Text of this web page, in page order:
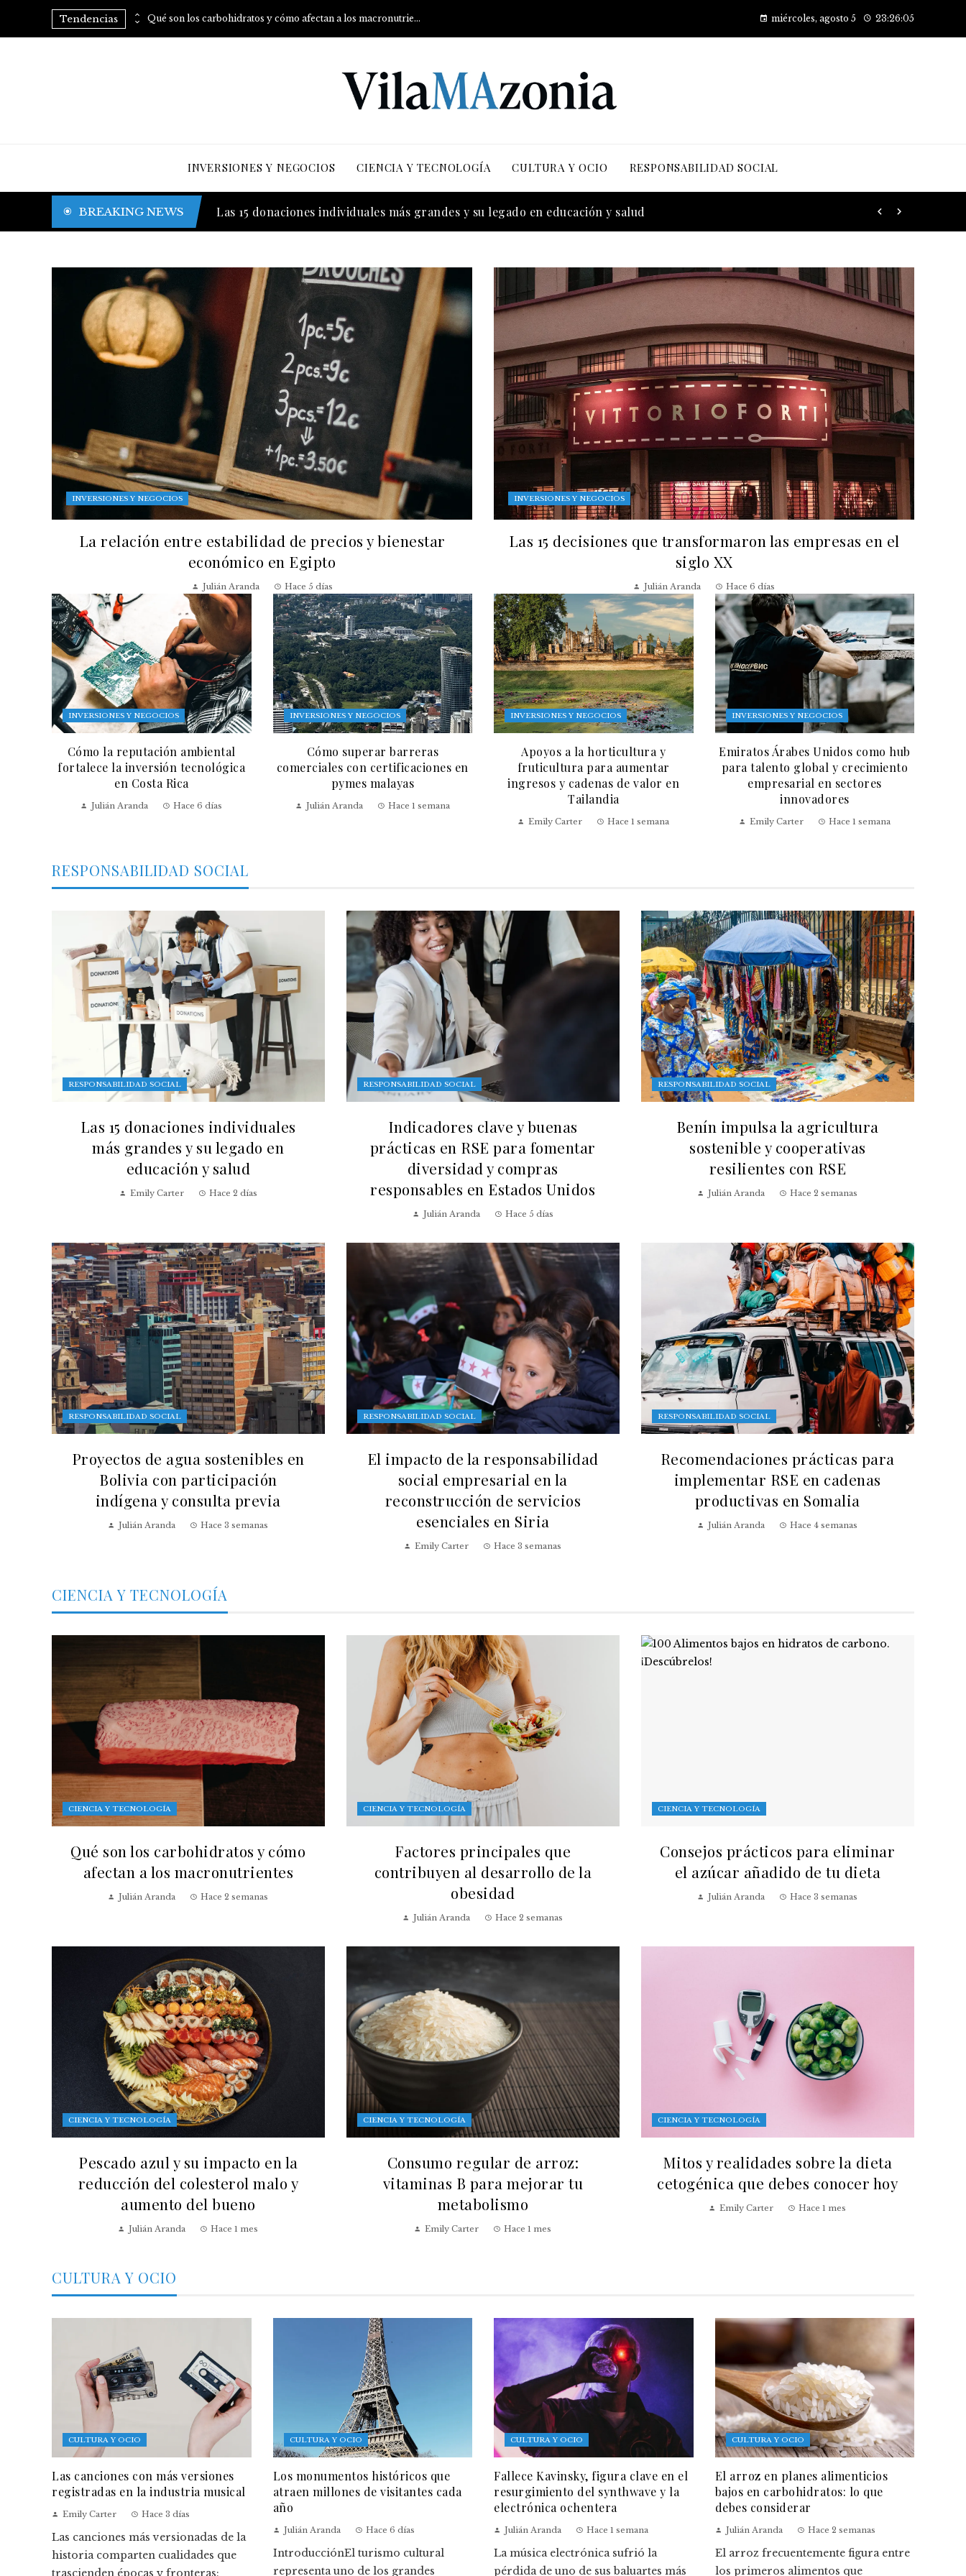
Tendencias Consumo regular de arroz: vitaminas B para mejorar tu metabolismo Qué son los carbohidratos y cómo afectan a los macronutrientes miércoles, agosto 5 23:26:07
INVERSIONES Y NEGOCIOS CIENCIA Y TECNOLOGÍA CULTURA Y OCIO RESPONSABILIDAD SOCIAL
BREAKING NEWS Las canciones con más versiones registradas en la industria musical
INVERSIONES Y NEGOCIOS
La relación entre estabilidad de precios y bienestar
económico en Egipto
Julián Aranda Hace 5 días
INVERSIONES Y NEGOCIOS
Las 15 decisiones que transformaron las empresas en el
siglo XX
Julián Aranda Hace 6 días
INVERSIONES Y NEGOCIOS
Cómo la reputación ambiental
fortalece la inversión tecnológica
en Costa Rica
Julián Aranda Hace 6 días
INVERSIONES Y NEGOCIOS
Cómo superar barreras
comerciales con certificaciones en
pymes malayas
Julián Aranda Hace 1 semana
INVERSIONES Y NEGOCIOS
Apoyos a la horticultura y
fruticultura para aumentar
ingresos y cadenas de valor en
Tailandia
Emily Carter Hace 1 semana
INVERSIONES Y NEGOCIOS
Emiratos Árabes Unidos como hub
para talento global y crecimiento
empresarial en sectores
innovadores
Emily Carter Hace 1 semana
RESPONSABILIDAD SOCIAL
RESPONSABILIDAD SOCIAL
Las 15 donaciones individuales
más grandes y su legado en
educación y salud
Emily Carter Hace 2 días
RESPONSABILIDAD SOCIAL
Indicadores clave y buenas
prácticas en RSE para fomentar
diversidad y compras
responsables en Estados Unidos
Julián Aranda Hace 5 días
RESPONSABILIDAD SOCIAL
Benín impulsa la agricultura
sostenible y cooperativas
resilientes con RSE
Julián Aranda Hace 2 semanas
RESPONSABILIDAD SOCIAL
Proyectos de agua sostenibles en
Bolivia con participación
indígena y consulta previa
Julián Aranda Hace 3 semanas
RESPONSABILIDAD SOCIAL
El impacto de la responsabilidad
social empresarial en la
reconstrucción de servicios
esenciales en Siria
Emily Carter Hace 3 semanas
RESPONSABILIDAD SOCIAL
Recomendaciones prácticas para
implementar RSE en cadenas
productivas en Somalia
Julián Aranda Hace 4 semanas
CIENCIA Y TECNOLOGÍA
CIENCIA Y TECNOLOGÍA
Qué son los carbohidratos y cómo
afectan a los macronutrientes
Julián Aranda Hace 2 semanas
CIENCIA Y TECNOLOGÍA
Factores principales que
contribuyen al desarrollo de la
obesidad
Julián Aranda Hace 2 semanas
CIENCIA Y TECNOLOGÍA
Consejos prácticos para eliminar
el azúcar añadido de tu dieta
Julián Aranda Hace 3 semanas
CIENCIA Y TECNOLOGÍA
Pescado azul y su impacto en la
reducción del colesterol malo y
aumento del bueno
Julián Aranda Hace 1 mes
CIENCIA Y TECNOLOGÍA
Consumo regular de arroz:
vitaminas B para mejorar tu
metabolismo
Emily Carter Hace 1 mes
CIENCIA Y TECNOLOGÍA
Mitos y realidades sobre la dieta
cetogénica que debes conocer hoy
Emily Carter Hace 1 mes
CULTURA Y OCIO
CULTURA Y OCIO
Las canciones con más versiones
registradas en la industria musical
Emily Carter Hace 3 días
Las canciones más versionadas de la
historia comparten cualidades que
trascienden épocas y fronteras:
CULTURA Y OCIO
Los monumentos históricos que
atraen millones de visitantes cada
año
Julián Aranda Hace 6 días
IntroducciónEl turismo cultural
representa uno de los grandes
CULTURA Y OCIO
Fallece Kavinsky, figura clave en el
resurgimiento del synthwave y la
electrónica ochentera
Julián Aranda Hace 1 semana
La música electrónica sufrió la
pérdida de uno de sus baluartes más
CULTURA Y OCIO
El arroz en planes alimenticios
bajos en carbohidratos: lo que
debes considerar
Julián Aranda Hace 2 semanas
El arroz frecuentemente figura entre
los primeros alimentos que